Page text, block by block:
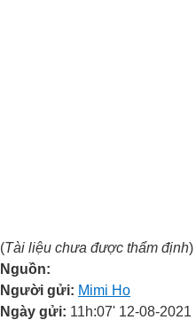
(Tài liệu chưa được thẩm định)
Nguồn:
Người gửi: Mimi Ho
Ngày gửi: 11h:07' 12-08-2021